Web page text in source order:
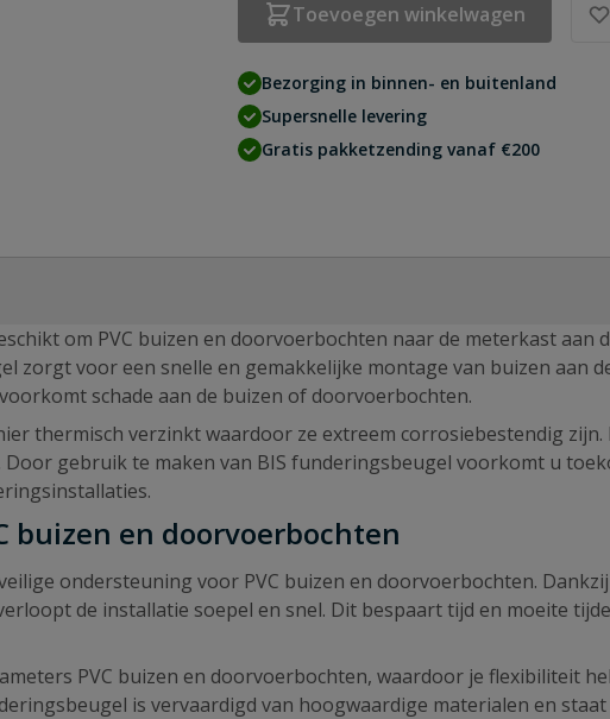
Toevoegen winkelwagen
Bezorging in binnen- en buitenland
Supersnelle levering
Gratis pakketzending vanaf €200
om PVC buizen en doorvoerbochten naar de meterkast aan
zorgt voor een snelle en gemakkelijke montage van buizen aan
schade aan de buizen of doorvoerbochten.
thermisch verzinkt waardoor ze extreem corrosiebestendig zijn.
gebruik te maken van BIS funderingsbeugel voorkomt u
buizen en doorvoerbochten
ondersteuning voor PVC buizen en doorvoerbochten.
de installatie soepel en snel. Dit bespaart tijd en moeite
PVC buizen en doorvoerbochten, waardoor je flexibiliteit
is vervaardigd van hoogwaardige materialen en